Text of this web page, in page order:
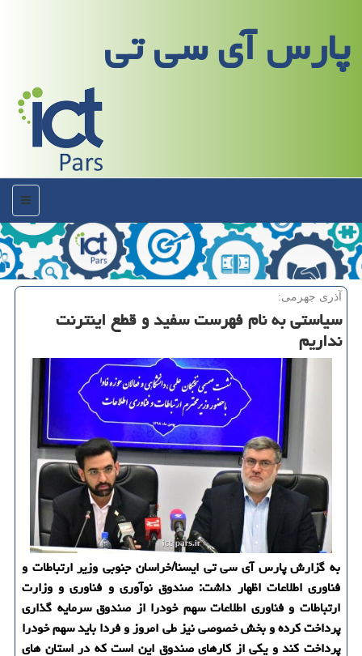
پارس آی سی تی
منو
آذری جهرمی:
سیاستی به نام فهرست سفید و قطع اینترنت
نداریم
به گزارش پارس آی سی تی ایسنا/خراسان جنوبی وزیر ارتباطات و
فناوری اطلاعات اظهار داشت: صندوق نوآوری و فناوری و وزارت
ارتباطات و فناوری اطلاعات سهم خودرا از صندوق سرمایه گذاری
پرداخت كرده و بخش خصوصی نیز طی امروز و فردا باید سهم خودرا
پرداخت كند و یكی از كارهای صندوق این است كه در استان های